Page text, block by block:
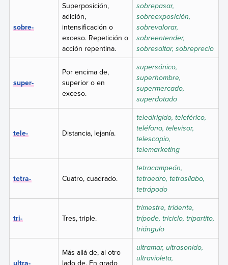
sobre-
Superposición,
adición,
intensificación o
exceso. Repetición o
acción repentina.
sobrepasar,
sobreexposición,
sobrevalorar,
sobreentender,
sobresaltar, sobreprecio
super-
Por encima de,
superior o en
exceso.
supersónico,
superhombre,
supermercado,
superdotado
tele- Distancia, lejanía.
teledirigido, teleférico,
teléfono, televisor,
telescopio,
telemarketing
tetra- Cuatro, cuadrado.
tetracampeón,
tetraedro, tetrasílabo,
tetrápodo
tri- Tres, triple.
trimestre, tridente,
trípode, triciclo, tripartito,
triángulo
Más allá de, al otro
ultramar, ultrasonido,
ultravioleta,